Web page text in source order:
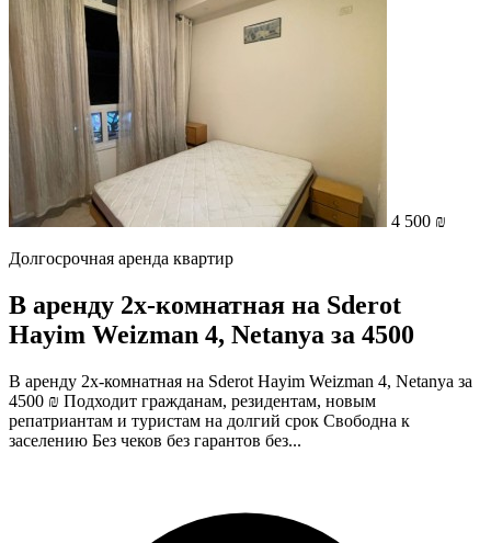
4 500 ₪
Долгосрочная аренда квартир
В аренду 2х-комнатная на Sderot
Hayim Weizman 4, Netanya за 4500
В аренду 2х-комнатная на Sderot Hayim Weizman 4, Netanya за
4500 ₪ Подходит гражданам, резидентам, новым
репатриантам и туристам на долгий срок Свободна к
заселению Без чеков без гарантов без...